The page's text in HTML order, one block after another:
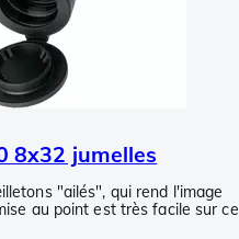
8x32 jumelles
"ailés", qui rend l'image
au point est très facile sur ce